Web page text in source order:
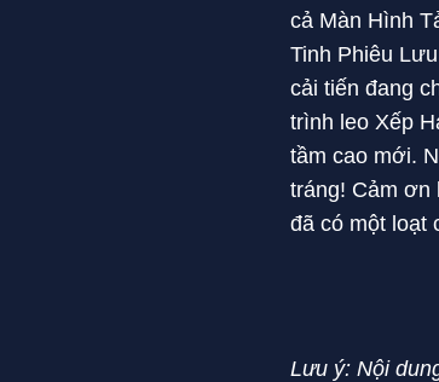
cả Màn Hình
Tinh Phiêu
cải tiến đang
trình leo Xếp
tầm cao mới.
tráng! Cảm ơn
đã có một loạt
Lưu ý: Nội